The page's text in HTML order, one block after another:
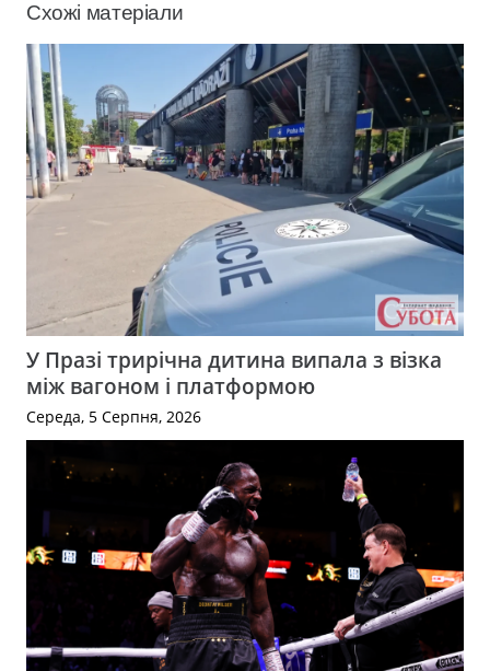
Схожі матеріали
У Празі трирічна дитина випала з візка
між вагоном і платформою
Середа, 5 Серпня, 2026